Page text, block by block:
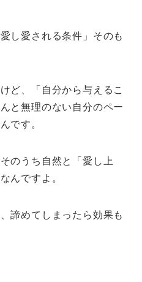
し愛される条件」そのも
ど、「自分から与えるこ
と無理のない自分のペー
です。
のうち自然と「愛し上
んですよ。
諦めてしまったら効果も